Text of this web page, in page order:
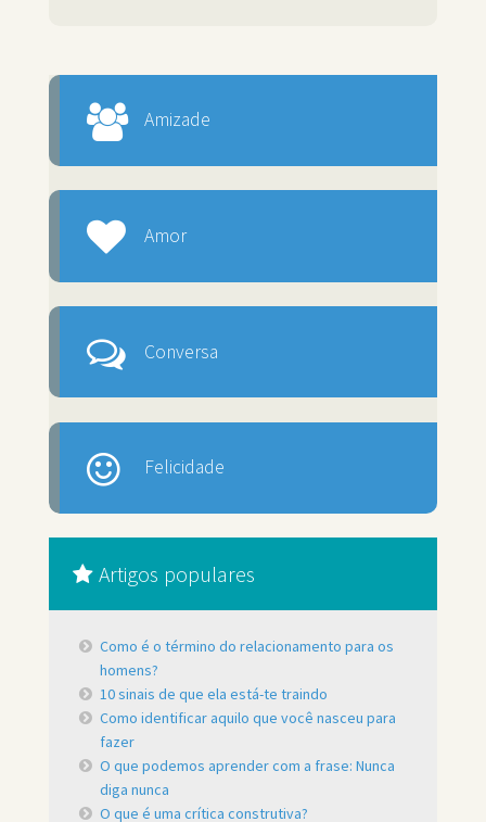
Amizade
Amor
Conversa
Felicidade
Artigos populares
Como é o término do relacionamento para os
homens?
10 sinais de que ela está-te traindo
Como identificar aquilo que você nasceu para
fazer
O que podemos aprender com a frase: Nunca
diga nunca
O que é uma crítica construtiva?